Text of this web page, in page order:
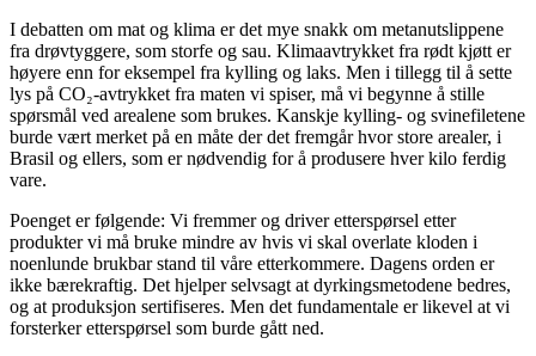
I debatten om mat og klima er det mye snakk om metanutslippene
fra drøvtyggere, som storfe og sau. Klimaavtrykket fra rødt kjøtt er
høyere enn for eksempel fra kylling og laks. Men i tillegg til å sette
lys på CO₂-avtrykket fra maten vi spiser, må vi begynne å stille
spørsmål ved arealene som brukes. Kanskje kylling- og svinefiletene
burde vært merket på en måte der det fremgår hvor store arealer, i
Brasil og ellers, som er nødvendig for å produsere hver kilo ferdig
vare.
Poenget er følgende: Vi fremmer og driver etterspørsel etter
produkter vi må bruke mindre av hvis vi skal overlate kloden i
noenlunde brukbar stand til våre etterkommere. Dagens orden er
ikke bærekraftig. Det hjelper selvsagt at dyrkingsmetodene bedres,
og at produksjon sertifiseres. Men det fundamentale er likevel at vi
forsterker etterspørsel som burde gått ned.